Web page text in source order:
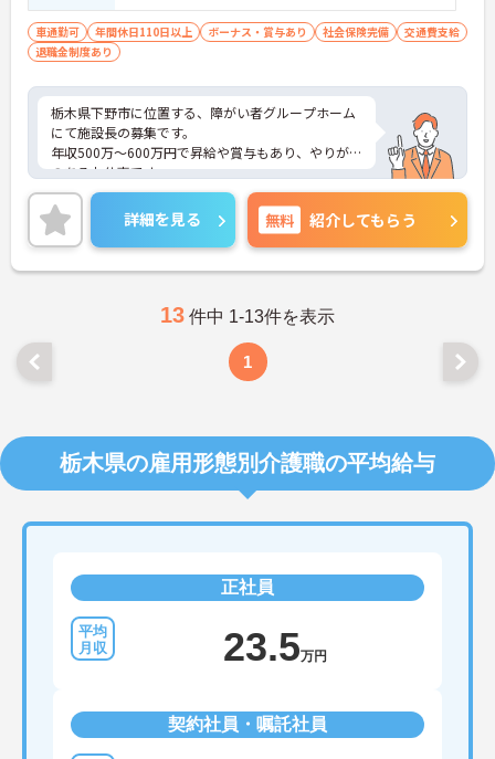
車通勤可 年間休日110日以上 ボーナス・賞与あり 社会保険完備
交通費支給
退職金制度あり
栃木県下野市に位置する、障がい者グループホーム
にて施設長の募集です。
年収500万～600万円で昇給や賞与もあり、やりがい
のあるお仕事です。
また、施設長で実績のある方をエリアマネージャー
に登用予定ですので、キャリアアップも目指せま
す。
ご興味のある方は、面接ポイントをお伝えしますの
でお気軽にご連絡ください。
詳細を見る 無料 紹介してもらう
13 件中 1-13件を表示
1
栃木県の雇用形態別介護職の平均給与
正社員
23.5万円
契約社員・嘱託社員